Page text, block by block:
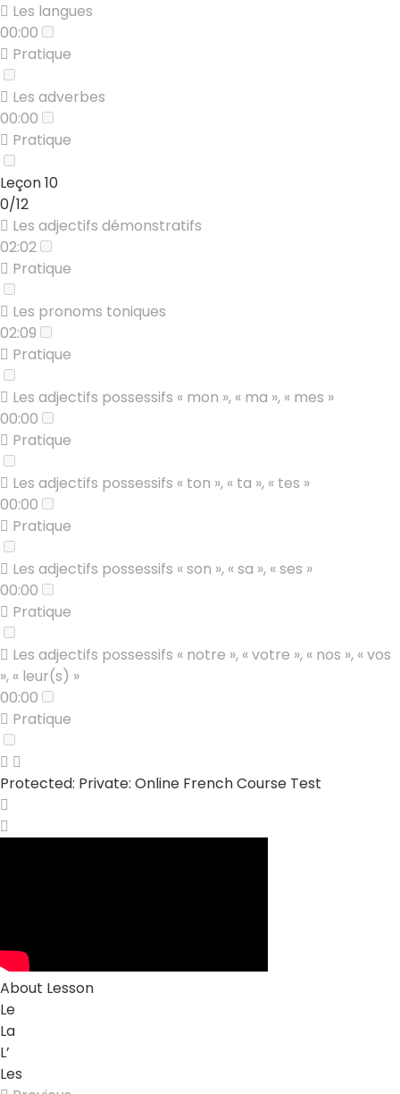
Les langues
00:00
Pratique
Les adverbes
00:00
Pratique
Leçon 10
0/12
Les adjectifs démonstratifs
02:02
Pratique
Les pronoms toniques
02:09
Pratique
Les adjectifs possessifs « mon », « ma », « mes »
00:00
Pratique
Les adjectifs possessifs « ton », « ta », « tes »
00:00
Pratique
Les adjectifs possessifs « son », « sa », « ses »
00:00
Pratique
Les adjectifs possessifs « notre », « votre », « nos », « vos
», « leur(s) »
00:00
Pratique
Protected: Private: Online French Course Test
About Lesson
Le
La
L’
Les